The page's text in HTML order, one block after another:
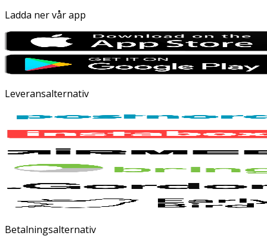
Ladda ner vår app
Leveransalternativ
Betalningsalternativ